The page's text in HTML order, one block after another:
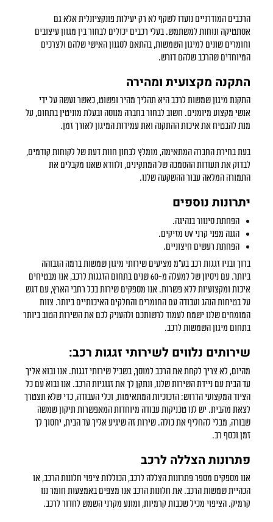
הרכבים המודרניים נועדו לשקף לא רק יעילות פונקציונלית אלא גם
אסתטיקה ונוחות למשתמש. בעלי רכבים יכולים לבחור בין מגוון עיצובים
וחומרים שונים למיגון השמשות, בהתאם לסגנון האישי שלהם ולצרכים
המיוחדים שהרכב שלהם דורש.
התקנה מקצועית ומהירה
התקנת מיגון שמשות לרכבהיא תהליך מהיר ופשוט, כאשר נעשה על ידי
אנשי מקצוע מיומנים. חשוב לבחור בחברה מנוסה ובעלת מוניטין בתחום, על
מנת להבטיח את איכות ההתקנה ואת עמידות המיגון לאורך זמן.
בעת בחירת החברה המתאימה, מומלץ לבחון חוות דעת של לקוחות קודמים,
לבדוק את תעודות ההסמכה של המתקינים, ולוודא שאנו מקבלים את
התמורה המלאה עבור ההשקעה שלנו.
יתרונות נוספים
הפחתת סינוור בנהיגה.
הגנה מפני קרני UV מזיקים.
הפחתת רעשים חיצוניים.
ברוך ובניו זגגות רכב בע"מ מציעים שירותי מיגון שמשות ברמה הגבוהה
ביותר. עם ניסיון של למעלה מ-60 שנים בתחום הזגגות לרכב, אנו מבטיחים
איכות ומקצועיות ללא פשרות. אנו מספקים שירות בכל רחבי הארץ, עם דגש
על בטיחות הנהג ועבודה עם החומרים והחלקים האיכותיים ביותר. צוות
המומחים שלנו ישמח לעמוד לרשותכם ולהעניק לכם את השירות הטוב ביותר
בתחום מיגון השמשות לרכב.
שירותים נלווים לשירותי זגגות רכב:
מהיום, לא צריך לקחת את הרכב למוסך, בשביל שירותי זגגות. אנו נבוא אליך
עד הבית עם ניידת השירות שלנו, ונתקן לך את זגוגיות הרכב. אנו נבוא עם כל
הציוד המקצועי הדרוש: הזכוכיות המתאימות, וכלי העבודה, כדי שלא תצטרך
לצאת מהבית. יש לנו טכניקות עבודה מיוחדות המאפשרות תיקון שמשה
שבורה, מבלי להחליף את כולה. שירות זה שיגיע אליך עד הבית, יחסוך לך
זמן וכסף רב.
פתרונות הצללה לרכב
אנו מספקים מספר פתרונות הצללה לרכב, הכוללות ציפוי חלונות הרכב, או
הכהיית שמשות הרכב. את חלונות הרכב אנו מצפים באמצעות חומר ננו
קרמיק. הציפוי מכיל שכבות קרמיות, ומונע מקרני השמש לחדור לרכב.